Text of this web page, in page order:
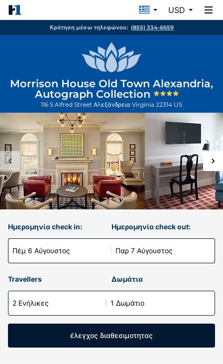
USD
Κράτηση μέσω τηλεφώνου: (855) 334-6659
Morrison House Old Town Alexandria,
Autograph Collection
116 S Alfred Street Αλεξάνδρεια Virginia 22314 US
Ημερομηνία check in:
Πέμ 6 Αύγουστος
Ημερομηνία check out:
Παρ 7 Αύγουστος
Travellers Δωμάτια
2 Ενήλικες 1 Δωμάτιο
έλεγχος διαθεσιμοτητας